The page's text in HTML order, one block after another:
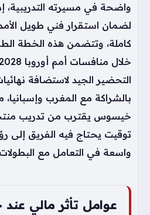
واضحة في مسيرته التدريبية،
لضمان استقرار فني طويل
كاملة، وتتضمن هذه الخطة
بالشراكة مع المغرب
خيسوس يقترب من تدريب
توقيت يحتاج فيه الفريق إلى
واسعة في التعامل مع
عوامل تأثر مالي